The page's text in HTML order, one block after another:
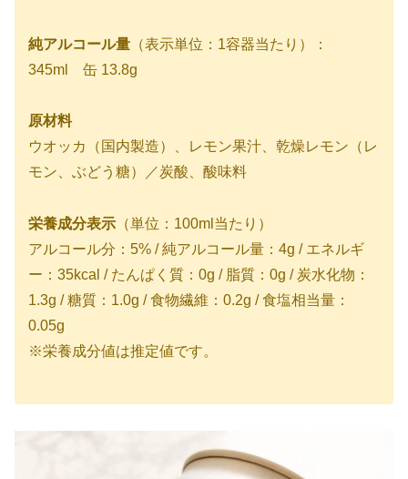
純アルコール量 （表示単位：1容器当たり）：
345ml 缶 13.8g
原材料
ウオッカ（国内製造）、レモン果汁、乾燥レモン（レ
モン、ぶどう糖）／炭酸、酸味料
栄養成分表示 （単位：100ml当たり）
アルコール分：5% / 純アルコール量：4g / エネルギ
ー：35kcal / たんぱく質：0g / 脂質：0g / 炭水化物：
1.3g / 糖質：1.0g / 食物繊維：0.2g / 食塩相当量：
0.05g
※栄養成分値は推定値です。